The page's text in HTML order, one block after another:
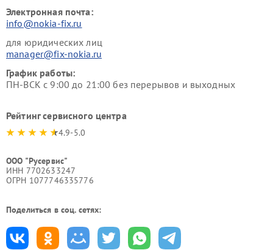
Электронная почта:
info@nokia-fix.ru
для юридических лиц
manager@fix-nokia.ru
График работы:
ПН-ВСК с 9:00 до 21:00 без перерывов и выходных
Рейтинг сервисного центра
4.9-5.0
ООО "Русервис"
ИНН 7702633247
ОГРН 1077746335776
Поделиться в соц. сетях: